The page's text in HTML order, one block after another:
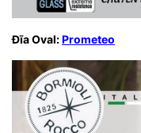
Đĩa Oval:Prometeo